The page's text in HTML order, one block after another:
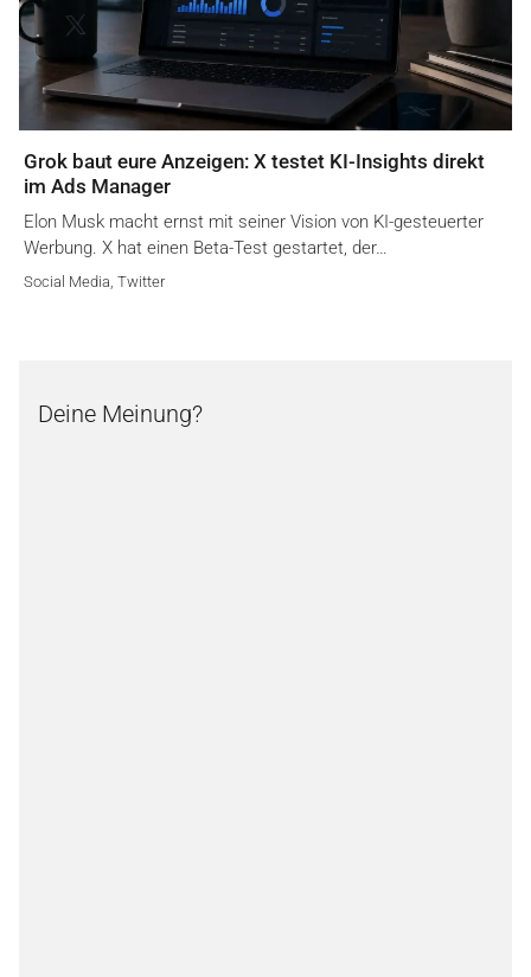
Grok baut eure Anzeigen: X testet KI-Insights direkt
im Ads Manager
Elon Musk macht ernst mit seiner Vision von KI-gesteuerter
Werbung. X hat einen Beta-Test gestartet, der…
Social Media, Twitter
Deine Meinung?